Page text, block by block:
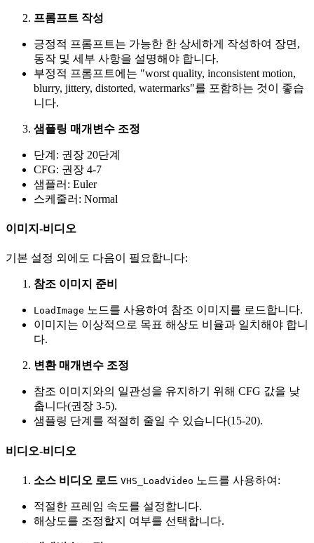
프롬프트 작성
긍정적 프롬프트는 가능한 한 상세하게 작성하여 장면,
동작 및 세부 사항을 설명해야 합니다.
부정적 프롬프트에는 "worst quality, inconsistent motion,
blurry, jittery, distorted, watermarks"를 포함하는 것이 좋습
니다.
샘플링 매개변수 조정
단계: 권장 20단계
CFG: 권장 4-7
샘플러: Euler
스케줄러: Normal
이미지-비디오
기본 설정 외에도 다음이 필요합니다:
참조 이미지 준비
LoadImage 노드를 사용하여 참조 이미지를 로드합니다.
이미지는 이상적으로 목표 해상도 비율과 일치해야 합니
다.
변환 매개변수 조정
참조 이미지와의 일관성을 유지하기 위해 CFG 값을 낮
춥니다(권장 3-5).
샘플링 단계를 적절히 줄일 수 있습니다(15-20).
비디오-비디오
소스 비디오 로드 VHS_LoadVideo 노드를 사용하여:
적절한 프레임 속도를 설정합니다.
해상도를 조정할지 여부를 선택합니다.